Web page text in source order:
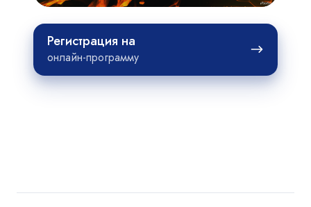
Регистрация на
онлайн-программу
Регистрация